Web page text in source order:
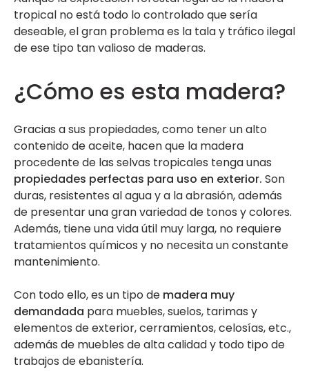
tropical no está todo lo controlado que sería
deseable, el gran problema es la tala y tráfico ilegal
de ese tipo tan valioso de maderas.
¿Cómo es esta madera?
Gracias a sus propiedades, como tener un alto
contenido de aceite, hacen que la madera
procedente de las selvas tropicales tenga unas
propiedades perfectas para uso en exterior. Son
duras, resistentes al agua y a la abrasión, además
de presentar una gran variedad de tonos y colores.
Además, tiene una vida útil muy larga, no requiere
tratamientos químicos y no necesita un constante
mantenimiento.
Con todo ello, es un tipo de madera muy
demandada para muebles, suelos, tarimas y
elementos de exterior, cerramientos, celosías, etc.,
además de muebles de alta calidad y todo tipo de
trabajos de ebanistería.